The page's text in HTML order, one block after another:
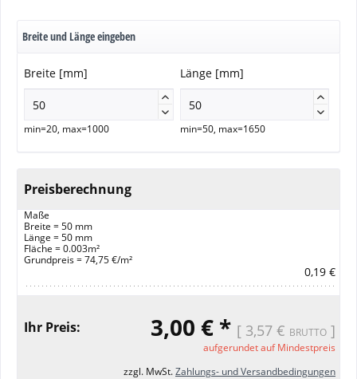
Breite und Länge eingeben
Breite [mm]


Länge [mm]


min=20, max=1000 min=50, max=1650
Preisberechnung
Maße
Breite = 50 mm
Länge = 50 mm
Fläche = 0.003m²
Grundpreis = 74,75 €/m²
0,19 €
Ihr Preis: 3,00 € * [ 3,57 € BRUTTO ]
aufgerundet auf Mindestpreis
zzgl. MwSt.Zahlungs- und Versandbedingungen